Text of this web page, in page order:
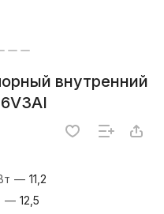
внутренний
— 11,2
— 12,5